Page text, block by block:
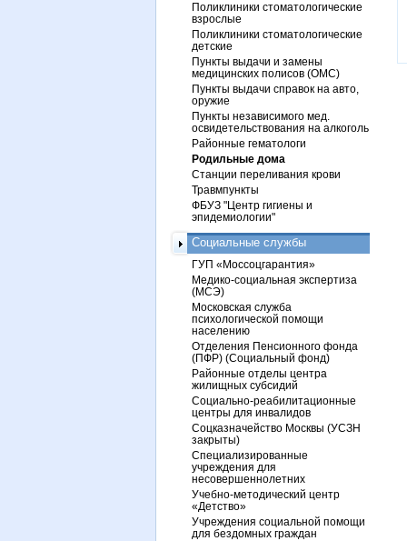
Поликлиники стоматологические
взрослые
Поликлиники стоматологические
детские
Пункты выдачи и замены
медицинских полисов (ОМС)
Пункты выдачи справок на авто,
оружие
Пункты независимого мед.
освидетельствования на алкоголь
Районные гематологи
Родильные дома
Станции переливания крови
Травмпункты
ФБУЗ "Центр гигиены и
эпидемиологии"
Социальные службы
ГУП «Моссоцгарантия»
Медико-социальная экспертиза
(МСЭ)
Московская служба
психологической помощи
населению
Отделения Пенсионного фонда
(ПФР) (Социальный фонд)
Районные отделы центра
жилищных субсидий
Социально-реабилитационные
центры для инвалидов
Соцказначейство Москвы (УСЗН
закрыты)
Специализированные
учреждения для
несовершеннолетних
Учебно-методический центр
«Детство»
Учреждения социальной помощи
для бездомных граждан